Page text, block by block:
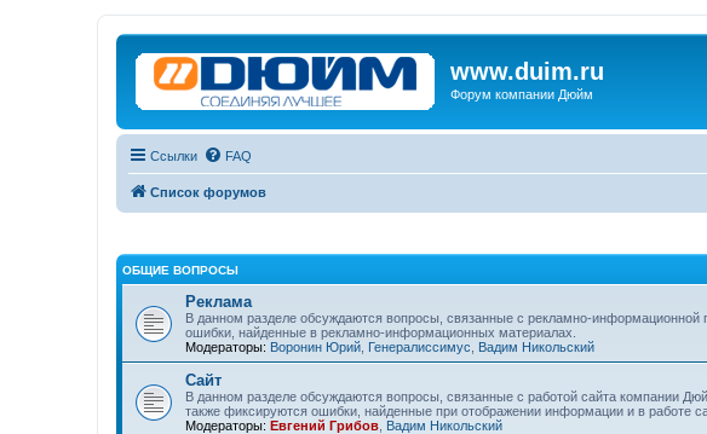
www.duim.ru
Форум компании Дюйм
Ссылки FAQ
Список форумов
ОБЩИЕ ВОПРОСЫ
Реклама
В данном разделе обсуждаются вопросы, связанные с рекламно-информационной
ошибки, найденные в рекламно-информационных материалах.
Модераторы: Воронин Юрий Генералиссимус Вадим Никольский
Сайт
В данном разделе обсуждаются вопросы, связанные с работой сайта компании
также фиксируются ошибки, найденные при отображении информации и в работе
Модераторы: Евгений Грибов Вадим Никольский